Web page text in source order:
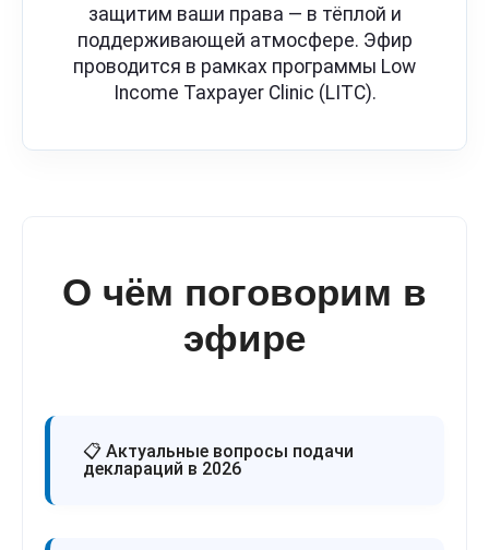
защитим ваши права — в тёплой и
поддерживающей атмосфере. Эфир
проводится в рамках программы Low
Income Taxpayer Clinic (LITC).
О чём поговорим в
эфире
📋 Актуальные вопросы подачи
деклараций в 2026